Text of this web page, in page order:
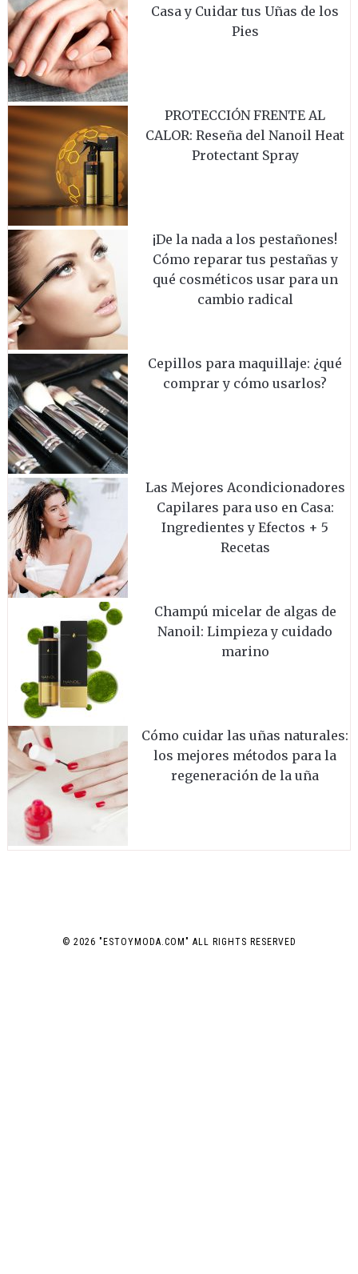
Casa y Cuidar tus Uñas de los
Pies
PROTECCIÓN FRENTE AL
CALOR: Reseña del Nanoil Heat
Protectant Spray
¡De la nada a los pestañones!
Cómo reparar tus pestañas y
qué cosméticos usar para un
cambio radical
Cepillos para maquillaje: ¿qué
comprar y cómo usarlos?
Las Mejores Acondicionadores
Capilares para uso en Casa:
Ingredientes y Efectos + 5
Recetas
Champú micelar de algas de
Nanoil: Limpieza y cuidado
marino
Cómo cuidar las uñas naturales:
los mejores métodos para la
regeneración de la uña
© 2026 "ESTOYMODA.COM" ALL RIGHTS RESERVED